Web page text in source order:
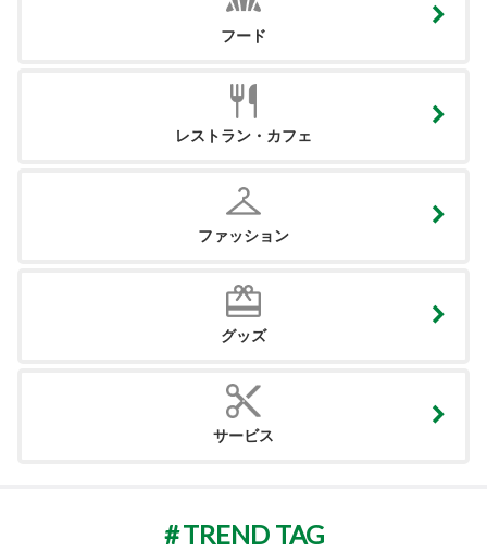
フード
レストラン・カフェ
ファッション
グッズ
サービス
TREND TAG